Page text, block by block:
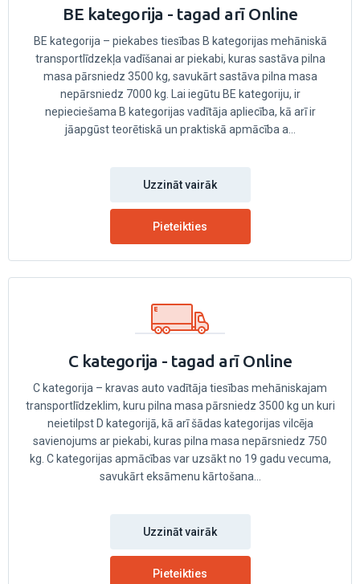
BE kategorija - tagad arī Online
BE kategorija – piekabes tiesības B kategorijas mehāniskā
transportlīdzekļa vadīšanai ar piekabi, kuras sastāva pilna
masa pārsniedz 3500 kg, savukārt sastāva pilna masa
nepārsniedz 7000 kg. Lai iegūtu BE kategoriju, ir
nepieciešama B kategorijas vadītāja apliecība, kā arī ir
jāapgūst teorētiskā un praktiskā apmācība a...
Uzzināt vairāk
Pieteikties
C kategorija - tagad arī Online
C kategorija – kravas auto vadītāja tiesības mehāniskajam
transportlīdzeklim, kuru pilna masa pārsniedz 3500 kg un kuri
neietilpst D kategorijā, kā arī šādas kategorijas vilcēja
savienojums ar piekabi, kuras pilna masa nepārsniedz 750
kg. C kategorijas apmācības var uzsākt no 19 gadu vecuma,
savukārt eksāmenu kārtošana...
Uzzināt vairāk
Pieteikties